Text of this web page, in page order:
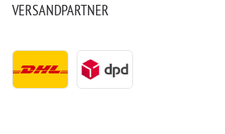
VERSANDPARTNER